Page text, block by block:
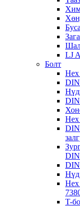
LJ
Болт
DIN
DIN
Hex
DIN
DIN
DIN
Нүд
Hex
T-